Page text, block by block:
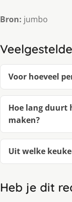
Bron: jumbo
Voor hoeveel
Hoe lang duurt
maken?
Uit welke
Heb je dit